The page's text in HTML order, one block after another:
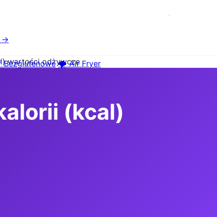
→
Bezglutenowe 🌪️ Air Fryer
wartości odżywcze
(kcal)